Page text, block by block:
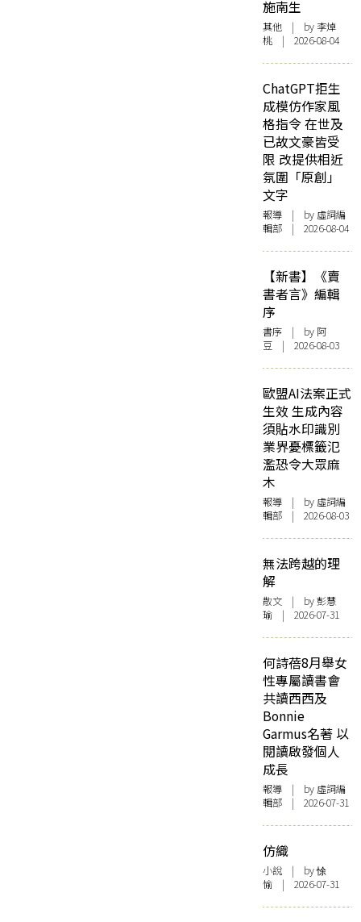
施南生
其他 | by 李焯
桃 | 2026-08-04
ChatGPT拒生
成模仿作家風
格指令 在世及
已故文豪皆受
限 改提供相近
氛圍「原創」
文字
報導 | by 虛詞編
輯部 | 2026-08-04
【新書】《賣
書者言》編輯
序
書序 | by 阿
豆 | 2026-08-03
歐盟AI法案正式
生效 生成內容
須貼水印識別
業界憂標籤氾
濫恐令大眾麻
木
報導 | by 虛詞編
輯部 | 2026-08-03
無法跨越的理
解
散文 | by 彭慧
瑜 | 2026-07-31
何詩蓓8月舉女
性專屬讀書會
共讀西西及
Bonnie
Garmus名著 以
閱讀啟發個人
成長
報導 | by 虛詞編
輯部 | 2026-07-31
仿織
小說 | by 悇
愉 | 2026-07-31